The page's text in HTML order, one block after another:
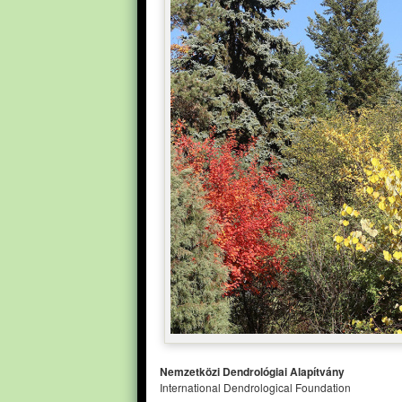
Nemzetközi Dendrológiai Alapítvány
International Dendrological Foundation